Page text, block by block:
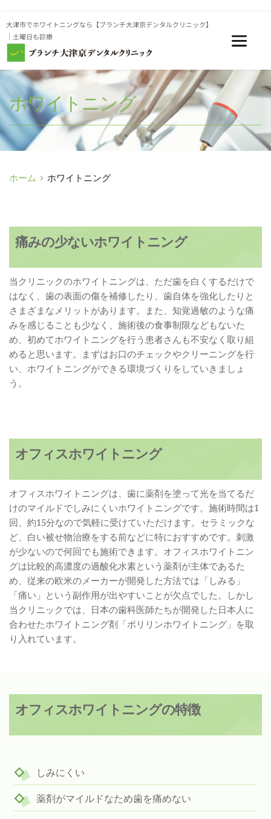
大津市でホワイトニングなら【ブランチ大津京デンタルクリニック】
｜土曜日も診療
ホワイトニング
ホーム ホワイトニング
痛みの少ないホワイトニング
当クリニックのホワイトニングは、ただ歯を白くするだけで
はなく、歯の表面の傷を補修したり、歯自体を強化したりと
さまざまなメリットがあります。また、知覚過敏のような痛
みを感じることも少なく、施術後の食事制限などもないた
め、初めてホワイトニングを行う患者さんも不安なく取り組
めると思います。まずはお口のチェックやクリーニングを行
い、ホワイトニングができる環境づくりをしていきましょ
う。
オフィスホワイトニング
オフィスホワイトニングは、歯に薬剤を塗って光を当てるだ
けのマイルドでしみにくいホワイトニングです。施術時間は1
回、約15分なので気軽に受けていただけます。セラミックな
ど、白い被せ物治療をする前などに特におすすめです。刺激
が少ないので何回でも施術できます。オフィスホワイトニン
グは比較的高濃度の過酸化水素という薬剤が主体であるた
め、従来の欧米のメーカーが開発した方法では「しみる」
「痛い」という副作用が出やすいことが欠点でした。しかし
当クリニックでは、日本の歯科医師たちが開発した日本人に
合わせたホワイトニング剤「ポリリンホワイトニング」を取
り入れています。
オフィスホワイトニングの特徴
しみにくい
薬剤がマイルドなため歯を痛めない